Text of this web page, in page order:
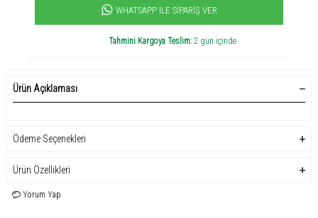
WHATSAPP İLE SIPARIŞ VER
Tahmini Kargoya Teslim:2 gün içinde
Ürün Açıklaması
Ödeme Seçenekleri
Ürün Özellikleri
Yorum Yap